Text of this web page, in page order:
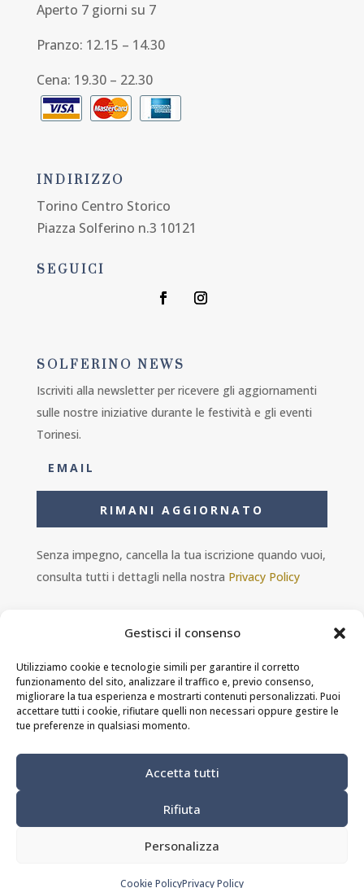
Gestisci il consenso
Utilizziamo cookie e tecnologie simili per garantire il corretto
funzionamento del sito, analizzare il traffico e, previo consenso,
migliorare la tua esperienza e mostrarti contenuti personalizzati. Puoi
accettare tutti i cookie, rifiutare quelli non necessari oppure gestire le
tue preferenze in qualsiasi momento.
Accetta tutti
Rifiuta
Personalizza
Cookie PolicyPrivacy Policy
Aperto 7 giorni su 7
Pranzo: 12.15 – 14.30
Cena: 19.30 – 22.30
INDIRIZZO
Torino Centro Storico
Piazza Solferino n.3 10121
SEGUICI
SOLFERINO NEWS
Iscriviti alla newsletter per ricevere gli aggiornamenti
sulle nostre iniziative durante le festività e gli eventi
Torinesi.
RIMANI AGGIORNATO
Senza impegno, cancella la tua iscrizione quando vuoi,
consulta tutti i dettagli nella nostra Privacy Policy
Ambra s.r.l. - P.IVA 11601460014 - PEC
ristorantesolferino@legalmail.it
Privacy Policy-Cookie Policy-Termini e
condizioni
Modifica preferenze dei cookie